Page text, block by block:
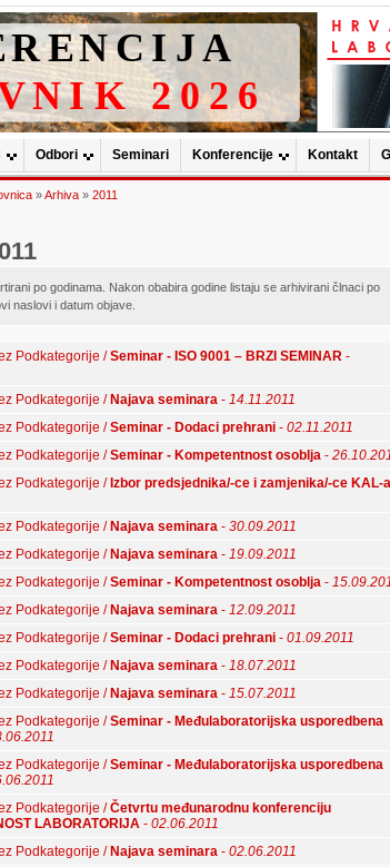
Odbori Seminari Konferencije Kontakt
»Arhiva » 2011
po godinama. Nakon obabira godine listaju se arhivirani člnaci po
naslovi i datum objave.
Podkategorije /Seminar - ISO 9001 – BRZI SEMINAR -
Podkategorije / Najava seminara - 14.11.2011
Podkategorije /Seminar - Dodaci prehrani - 02.11.2011
Podkategorije /Seminar - Kompetentnost osoblja -
Podkategorije / Izbor predsjednika/-ce i zamjenika/-ce KAL-
Podkategorije / Najava seminara - 30.09.2011
Podkategorije / Najava seminara - 19.09.2011
Podkategorije /Seminar - Kompetentnost osoblja -
Podkategorije / Najava seminara - 12.09.2011
Podkategorije /Seminar - Dodaci prehrani - 01.09.2011
Podkategorije / Najava seminara - 18.07.2011
Podkategorije / Najava seminara - 15.07.2011
Podkategorije /Seminar - Međulaboratorijska usporedbena
Podkategorije /Seminar - Međulaboratorijska usporedbena
Podkategorije /Četvrtu međunarodnu konferenciju
LABORATORIJA - 02.06.2011
Podkategorije / Najava seminara - 02.06.2011